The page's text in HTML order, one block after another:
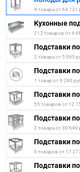
4 товара от 64 131
Кухонные
212 товаров от 4
Подставки
2 товара от 5 065
Подставки
1 товар от 9 280
Подставки
55 товаров от 12
Подставки
2 товара от 39 649
Подставки
6 товаров от 17
Подставки